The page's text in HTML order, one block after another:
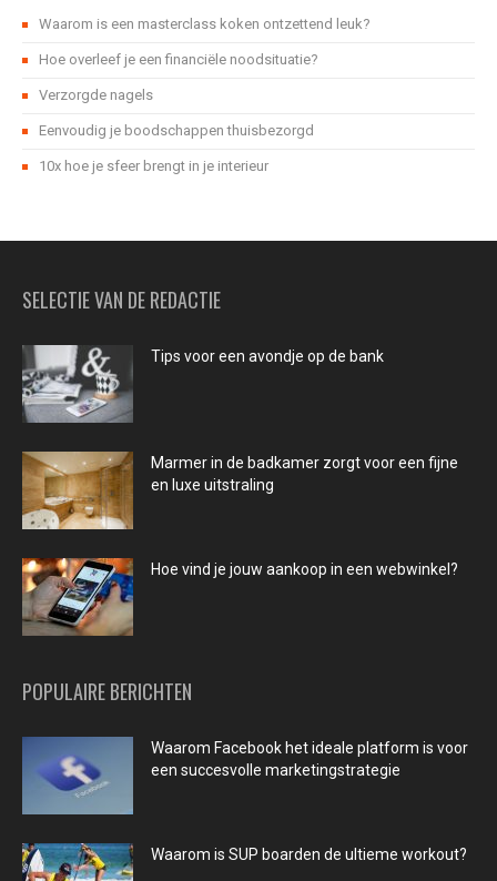
Waarom is een masterclass koken ontzettend leuk?
Hoe overleef je een financiële noodsituatie?
Verzorgde nagels
Eenvoudig je boodschappen thuisbezorgd
10x hoe je sfeer brengt in je interieur
SELECTIE VAN DE REDACTIE
Tips voor een avondje op de bank
Marmer in de badkamer zorgt voor een fijne
en luxe uitstraling
Hoe vind je jouw aankoop in een webwinkel?
POPULAIRE BERICHTEN
Waarom Facebook het ideale platform is voor
een succesvolle marketingstrategie
Waarom is SUP boarden de ultieme workout?